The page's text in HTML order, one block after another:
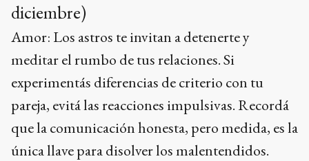
diciembre)
Amor: Los astros te invitan a detenerte y
meditar el rumbo de tus relaciones. Si
experimentás diferencias de criterio con tu
pareja, evitá las reacciones impulsivas. Recordá
que la comunicación honesta, pero medida, es la
única llave para disolver los malentendidos.